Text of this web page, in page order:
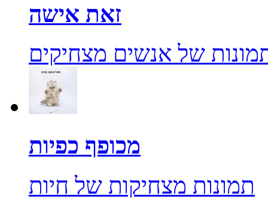
זאת אישה
של אנשים מצחיקים
מכופף כפיות
תמונות מצחיקות של חיות